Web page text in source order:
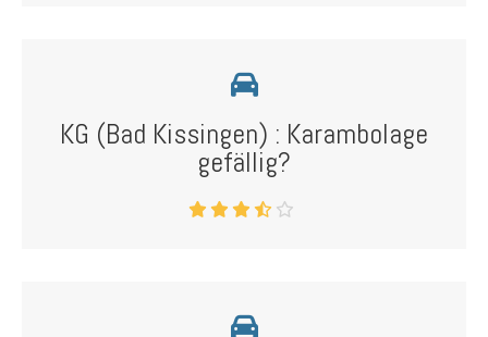
KG (Bad Kissingen) : Karambolage
gefällig?